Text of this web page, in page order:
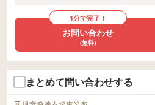
1分で完了！
お問い合わせ
(無料)
まとめて問い合わせする